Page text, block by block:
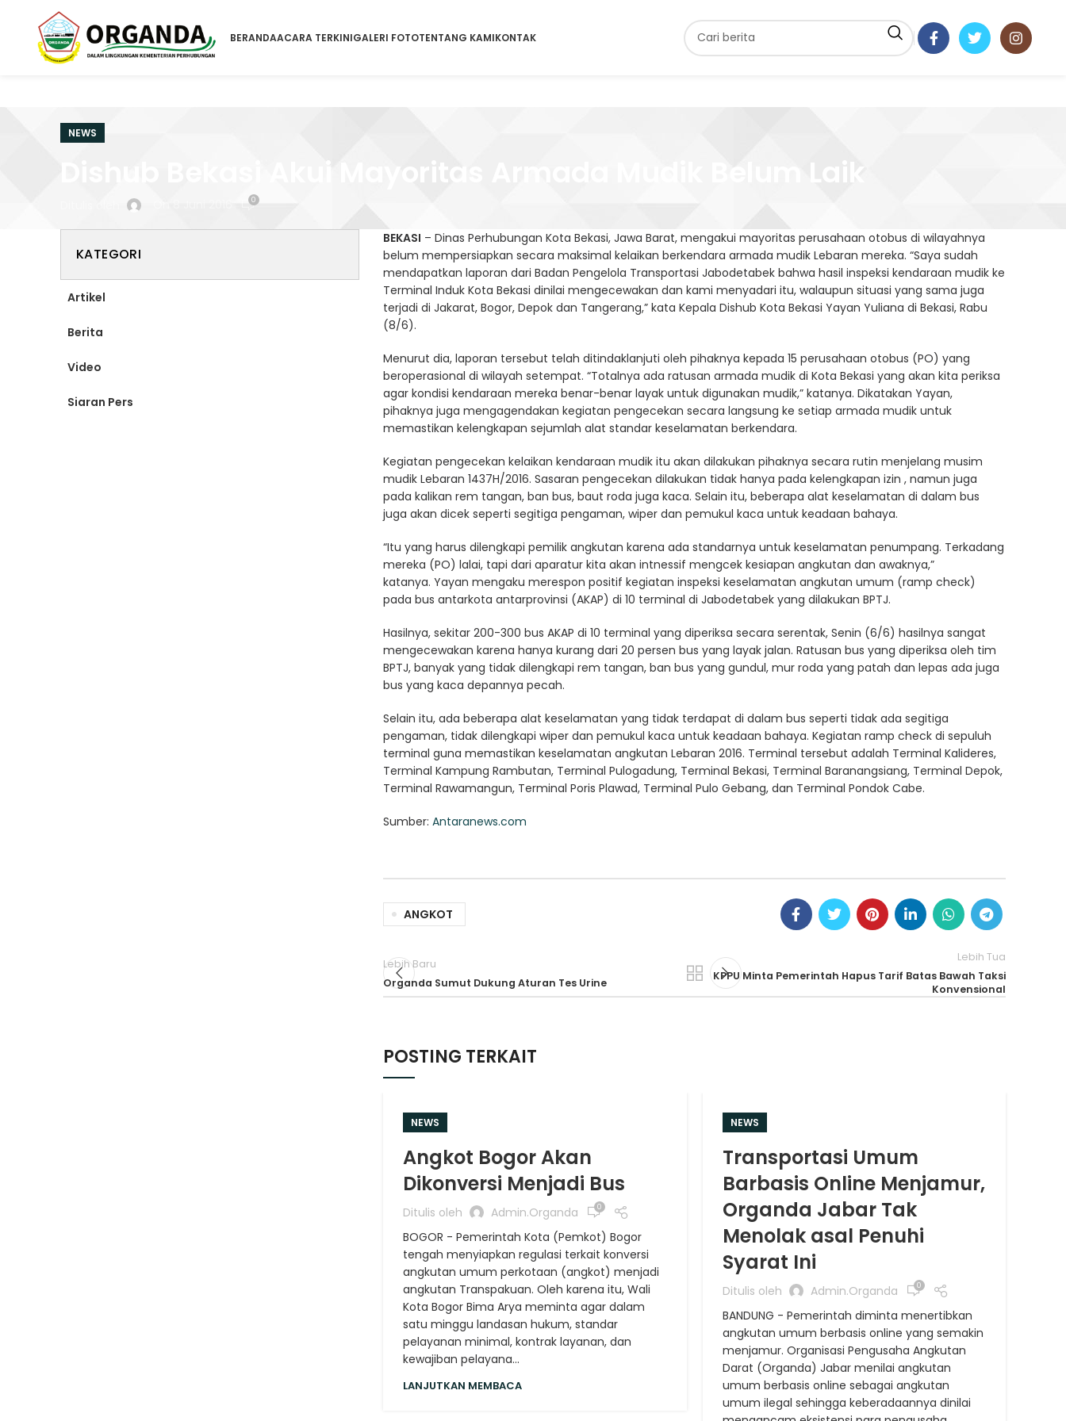
BERANDAACARA TERKINIGALERI FOTOTENTANG KAMIKONTAK
NEWS
Dishub Bekasi Akui Mayoritas Armada Mudik Belum Laik
0
BEKASI – Dinas Perhubungan Kota Bekasi, Jawa Barat, mengakui mayoritas perusahaan otobus di wilayahnya
belum mempersiapkan secara maksimal kelaikan berkendara armada mudik Lebaran mereka. “Saya sudah
mendapatkan laporan dari Badan Pengelola Transportasi Jabodetabek bahwa hasil inspeksi kendaraan mudik ke
Terminal Induk Kota Bekasi dinilai mengecewakan dan kami menyadari itu, walaupun situasi yang sama juga
terjadi di Jakarat, Bogor, Depok dan Tangerang,” kata Kepala Dishub Kota Bekasi Yayan Yuliana di Bekasi, Rabu
(8/6).
Menurut dia, laporan tersebut telah ditindaklanjuti oleh pihaknya kepada 15 perusahaan otobus (PO) yang
beroperasional di wilayah setempat. “Totalnya ada ratusan armada mudik di Kota Bekasi yang akan kita periksa
agar kondisi kendaraan mereka benar-benar layak untuk digunakan mudik,” katanya. Dikatakan Yayan,
pihaknya juga mengagendakan kegiatan pengecekan secara langsung ke setiap armada mudik untuk
memastikan kelengkapan sejumlah alat standar keselamatan berkendara.
Kegiatan pengecekan kelaikan kendaraan mudik itu akan dilakukan pihaknya secara rutin menjelang musim
mudik Lebaran 1437H/2016. Sasaran pengecekan dilakukan tidak hanya pada kelengkapan izin , namun juga
pada kalikan rem tangan, ban bus, baut roda juga kaca. Selain itu, beberapa alat keselamatan di dalam bus
juga akan dicek seperti segitiga pengaman, wiper dan pemukul kaca untuk keadaan bahaya.
“Itu yang harus dilengkapi pemilik angkutan karena ada standarnya untuk keselamatan penumpang. Terkadang
mereka (PO) lalai, tapi dari aparatur kita akan intnessif mengcek kesiapan angkutan dan awaknya,”
katanya. Yayan mengaku merespon positif kegiatan inspeksi keselamatan angkutan umum (ramp check)
pada bus antarkota antarprovinsi (AKAP) di 10 terminal di Jabodetabek yang dilakukan BPTJ.
Hasilnya, sekitar 200-300 bus AKAP di 10 terminal yang diperiksa secara serentak, Senin (6/6) hasilnya sangat
mengecewakan karena hanya kurang dari 20 persen bus yang layak jalan. Ratusan bus yang diperiksa oleh tim
BPTJ, banyak yang tidak dilengkapi rem tangan, ban bus yang gundul, mur roda yang patah dan lepas ada juga
bus yang kaca depannya pecah.
Selain itu, ada beberapa alat keselamatan yang tidak terdapat di dalam bus seperti tidak ada segitiga
pengaman, tidak dilengkapi wiper dan pemukul kaca untuk keadaan bahaya. Kegiatan ramp check di sepuluh
terminal guna memastikan keselamatan angkutan Lebaran 2016. Terminal tersebut adalah Terminal Kalideres,
Terminal Kampung Rambutan, Terminal Pulogadung, Terminal Bekasi, Terminal Baranangsiang, Terminal Depok,
Terminal Rawamangun, Terminal Poris Plawad, Terminal Pulo Gebang, dan Terminal Pondok Cabe.
Sumber:Antaranews.com
ANGKOT
Lebih Baru
Organda Sumut Dukung Aturan Tes Urine
Lebih Tua
KPPU Minta Pemerintah Hapus Tarif Batas Bawah Taksi
Konvensional
POSTING TERKAIT
NEWS
Angkot Bogor Akan
Dikonversi Menjadi Bus
Ditulis oleh Admin.organda 0
BOGOR - Pemerintah Kota (Pemkot) Bogor
tengah menyiapkan regulasi terkait konversi
angkutan umum perkotaan (angkot) menjadi
angkutan Transpakuan. Oleh karena itu, Wali
Kota Bogor Bima Arya meminta agar dalam
satu minggu landasan hukum, standar
pelayanan minimal, kontrak layanan, dan
kewajiban pelayana...
LANJUTKAN MEMBACA
NEWS
Transportasi Umum
Barbasis Online Menjamur,
Organda Jabar Tak
Menolak asal Penuhi
Syarat Ini
Ditulis oleh Admin.organda 0
BANDUNG - Pemerintah diminta menertibkan
angkutan umum berbasis online yang semakin
menjamur. Organisasi Pengusaha Angkutan
Darat (Organda) Jabar menilai angkutan
umum berbasis online sebagai angkutan
umum ilegal sehingga keberadaannya dinilai
KATEGORI
Artikel
Berita
Video
Siaran Pers